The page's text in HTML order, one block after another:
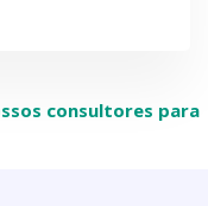
consultores para